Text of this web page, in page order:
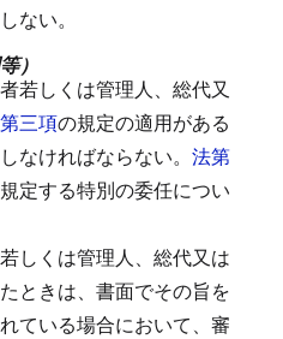
ない。
）
若しくは管理人、総代又
三項の規定の適用がある
なければならない。 法第
定する特別の委任につい
しくは管理人、総代又は
ときは、書面でその旨を
ている場合において、審